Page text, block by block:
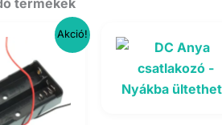
Akció!